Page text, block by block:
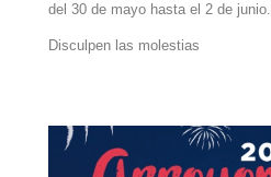
del 30 de mayo hasta el 2 de junio.
Disculpen las molestias